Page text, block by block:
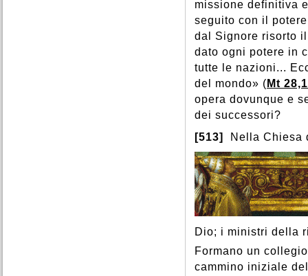
missione definitiva
seguito con il
dal Signore risorto
dato ogni potere in
tutte le nazioni...
del mondo» ( Mt
opera dovunque e
dei successori?
[513]
Nella Chiesa
Dio; i ministri della
Formano un
cammino iniziale